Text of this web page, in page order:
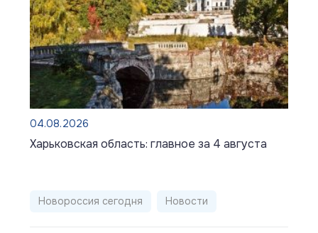
04.08.2026
Харьковская область: главное за 4 августа
Новороссия сегодня Новости